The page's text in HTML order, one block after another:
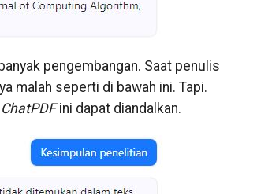
pengembangan. Saat penulis
malah seperti di bawah ini. Tapi.
ini dapat diandalkan.